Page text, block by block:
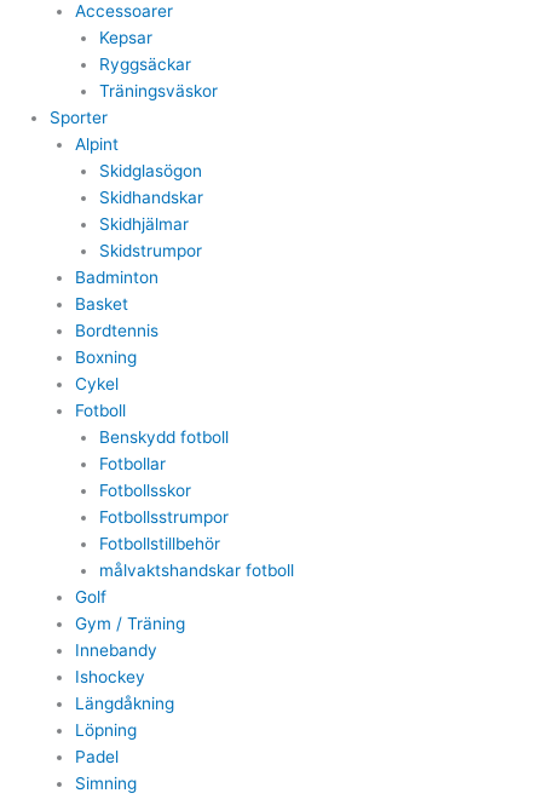
Accessoarer
Kepsar
Ryggsäckar
Träningsväskor
Sporter
Alpint
Skidglasögon
Skidhandskar
Skidhjälmar
Skidstrumpor
Badminton
Basket
Bordtennis
Boxning
Cykel
Fotboll
Benskydd fotboll
Fotbollar
Fotbollsskor
Fotbollsstrumpor
Fotbollstillbehör
målvaktshandskar fotboll
Golf
Gym / Träning
Innebandy
Ishockey
Längdåkning
Löpning
Padel
Simning